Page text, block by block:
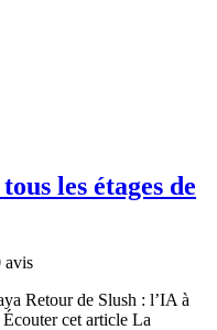
les étages de
avis
Retour de Slush : l’IA à
Écouter cet article La